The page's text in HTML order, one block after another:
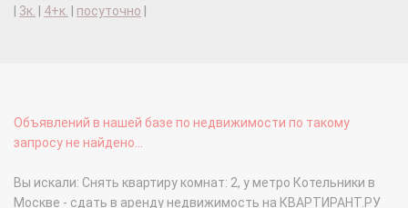
3к. 4+к. посуточно
Объявлений в нашей базе по недвижимости по такому
запросу не найдено...
Вы искали: Снять квартиру комнат: 2, у метро Котельники в
Москве - сдать в аренду недвижимость на КВАРТИРАНТ.РУ